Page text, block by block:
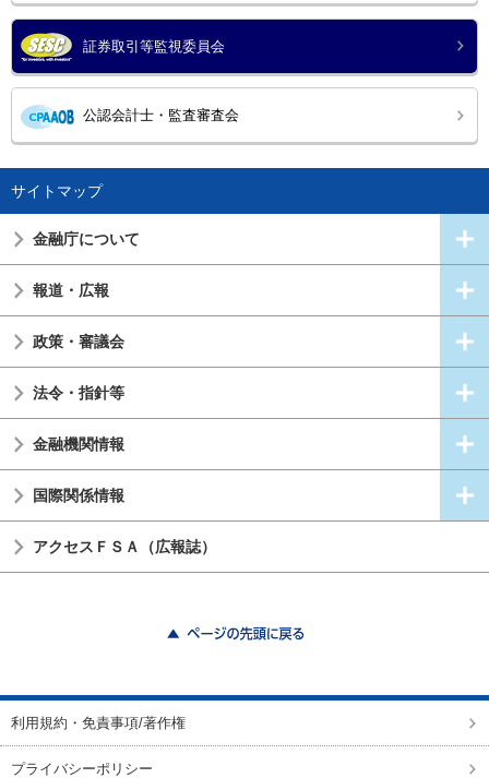
証券取引等監視委員会
公認会計士・監査審査会
サイトマップ
金融庁について
報道・広報
政策・審議会
法令・指針等
金融機関情報
国際関係情報
アクセスＦＳＡ（広報誌）
利用規約・免責事項/著作権
プライバシーポリシー